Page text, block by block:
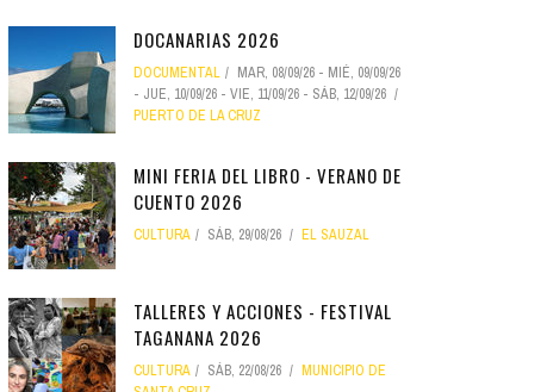
DOCANARIAS 2026
DOCUMENTAL MAR, 08/09/26 - MIÉ, 09/09/26
- JUE, 10/09/26 - VIE, 11/09/26 - SÁB, 12/09/26
PUERTO DE LA CRUZ
MINI FERIA DEL LIBRO - VERANO DE
CUENTO 2026
CULTURA SÁB, 29/08/26 EL SAUZAL
TALLERES Y ACCIONES - FESTIVAL
TAGANANA 2026
CULTURA SÁB, 22/08/26
MUNICIPIO DE